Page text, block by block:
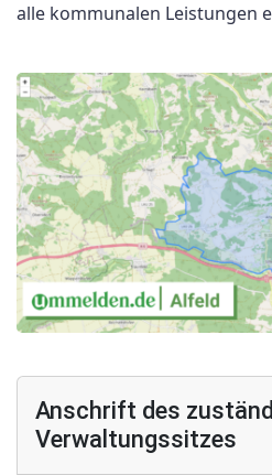
alle kommunalen Leistungen
Anschrift des
Verwaltungssitzes